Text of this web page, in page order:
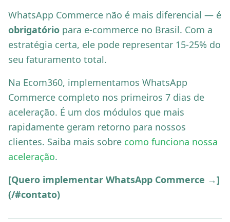
WhatsApp Commerce não é mais diferencial — é
obrigatório para e-commerce no Brasil. Com a
estratégia certa, ele pode representar 15-25% do
seu faturamento total.
Na Ecom360, implementamos WhatsApp
Commerce completo nos primeiros 7 dias de
aceleração. É um dos módulos que mais
rapidamente geram retorno para nossos
clientes. Saiba mais sobre como funciona nossa
aceleração.
[Quero implementar WhatsApp Commerce →]
(/#contato)